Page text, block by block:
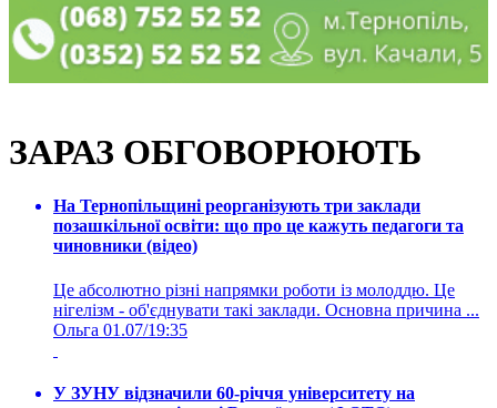
ЗАРАЗ ОБГОВОРЮЮТЬ
На Тернопільщині реорганізують три заклади
позашкільної освіти: що про це кажуть педагоги та
чиновники (відео)
Це абсолютно різні напрямки роботи із молоддю. Це
нігелізм - об'єднувати такі заклади. Основна причина ...
Ольга 01.07/19:35
У ЗУНУ відзначили 60-річчя університету на